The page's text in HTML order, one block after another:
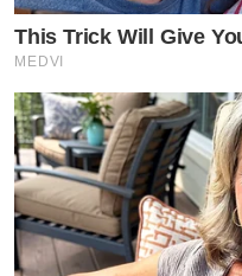
This Trick Will Give
MEDVI